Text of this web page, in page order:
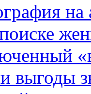
на
выгоды